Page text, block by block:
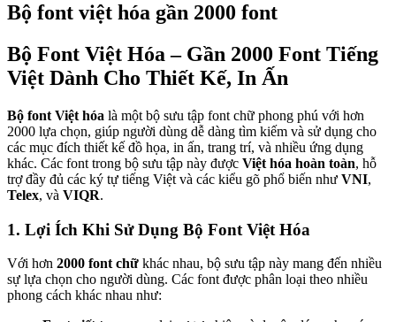
Bộ font việt hóa gần 2000 font
Bộ Font Việt Hóa – Gần 2000 Font Tiếng
Việt Dành Cho Thiết Kế, In Ấn
Bộ font Việt hóa là một bộ sưu tập font chữ phong phú với hơn
2000 lựa chọn, giúp người dùng dễ dàng tìm kiếm và sử dụng cho
các mục đích thiết kế đồ họa, in ấn, trang trí, và nhiều ứng dụng
khác. Các font trong bộ sưu tập này được Việt hóa hoàn toàn, hỗ
trợ đầy đủ các ký tự tiếng Việt và các kiểu gõ phổ biến như VNI,
Telex, và VIQR.
1. Lợi Ích Khi Sử Dụng Bộ Font Việt Hóa
Với hơn 2000 font chữ khác nhau, bộ sưu tập này mang đến nhiều
sự lựa chọn cho người dùng. Các font được phân loại theo nhiều
phong cách khác nhau như: